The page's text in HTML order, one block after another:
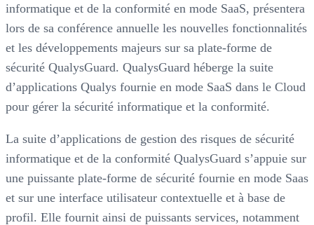
informatique et de la conformité en mode SaaS, présentera
lors de sa conférence annuelle les nouvelles fonctionnalités
et les développements majeurs sur sa plate-forme de
sécurité QualysGuard. QualysGuard héberge la suite
d’applications Qualys fournie en mode SaaS dans le Cloud
pour gérer la sécurité informatique et la conformité.
La suite d’applications de gestion des risques de sécurité
informatique et de la conformité QualysGuard s’appuie sur
une puissante plate-forme de sécurité fournie en mode Saas
et sur une interface utilisateur contextuelle et à base de
profil. Elle fournit ainsi de puissants services, notamment